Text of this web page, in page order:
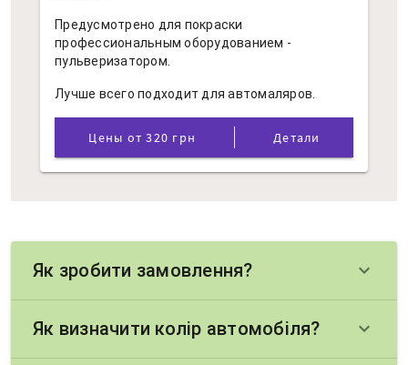
Предусмотрено для покраски
профессиональным оборудованием -
пульверизатором.
Лучше всего подходит для автомаляров.
Цены от 320 грн Детали
Як зробити замовлення? keyboard_arrow_down
Як визначити колір автомобіля? keyboard_arrow_down